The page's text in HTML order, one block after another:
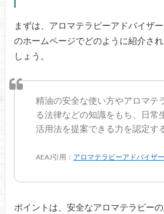
まずは、アロマテラピーアドバイザ
のホームページでどのように紹介さ
しょう。
精油の安全な使い方やアロマテ
る法律などの知識をもち、日常
活用法を提案できる力を認定す
AEAJ引用： アロマテラピーアドバイザ
ポイントは、安全なアロマテラピー